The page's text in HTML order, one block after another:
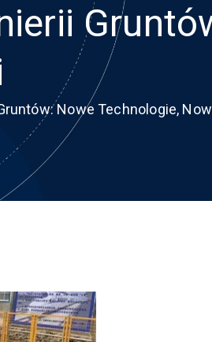
Nowe Technologie,